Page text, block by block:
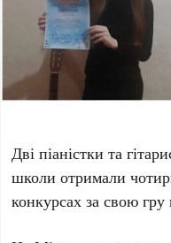
Дві піаністки та
школи отримали
конкурсах за свою гру